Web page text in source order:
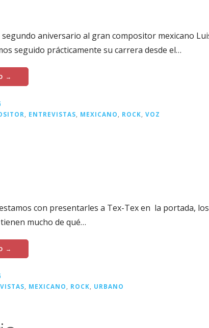
aniversario al gran compositor mexicano
seguido prácticamente su carrera desde el…
→
ENTREVISTAS MEXICANO ROCK VOZ
con presentarles a Tex-Tex en la portada,
mucho de qué…
→
MEXICANO ROCK URBANO